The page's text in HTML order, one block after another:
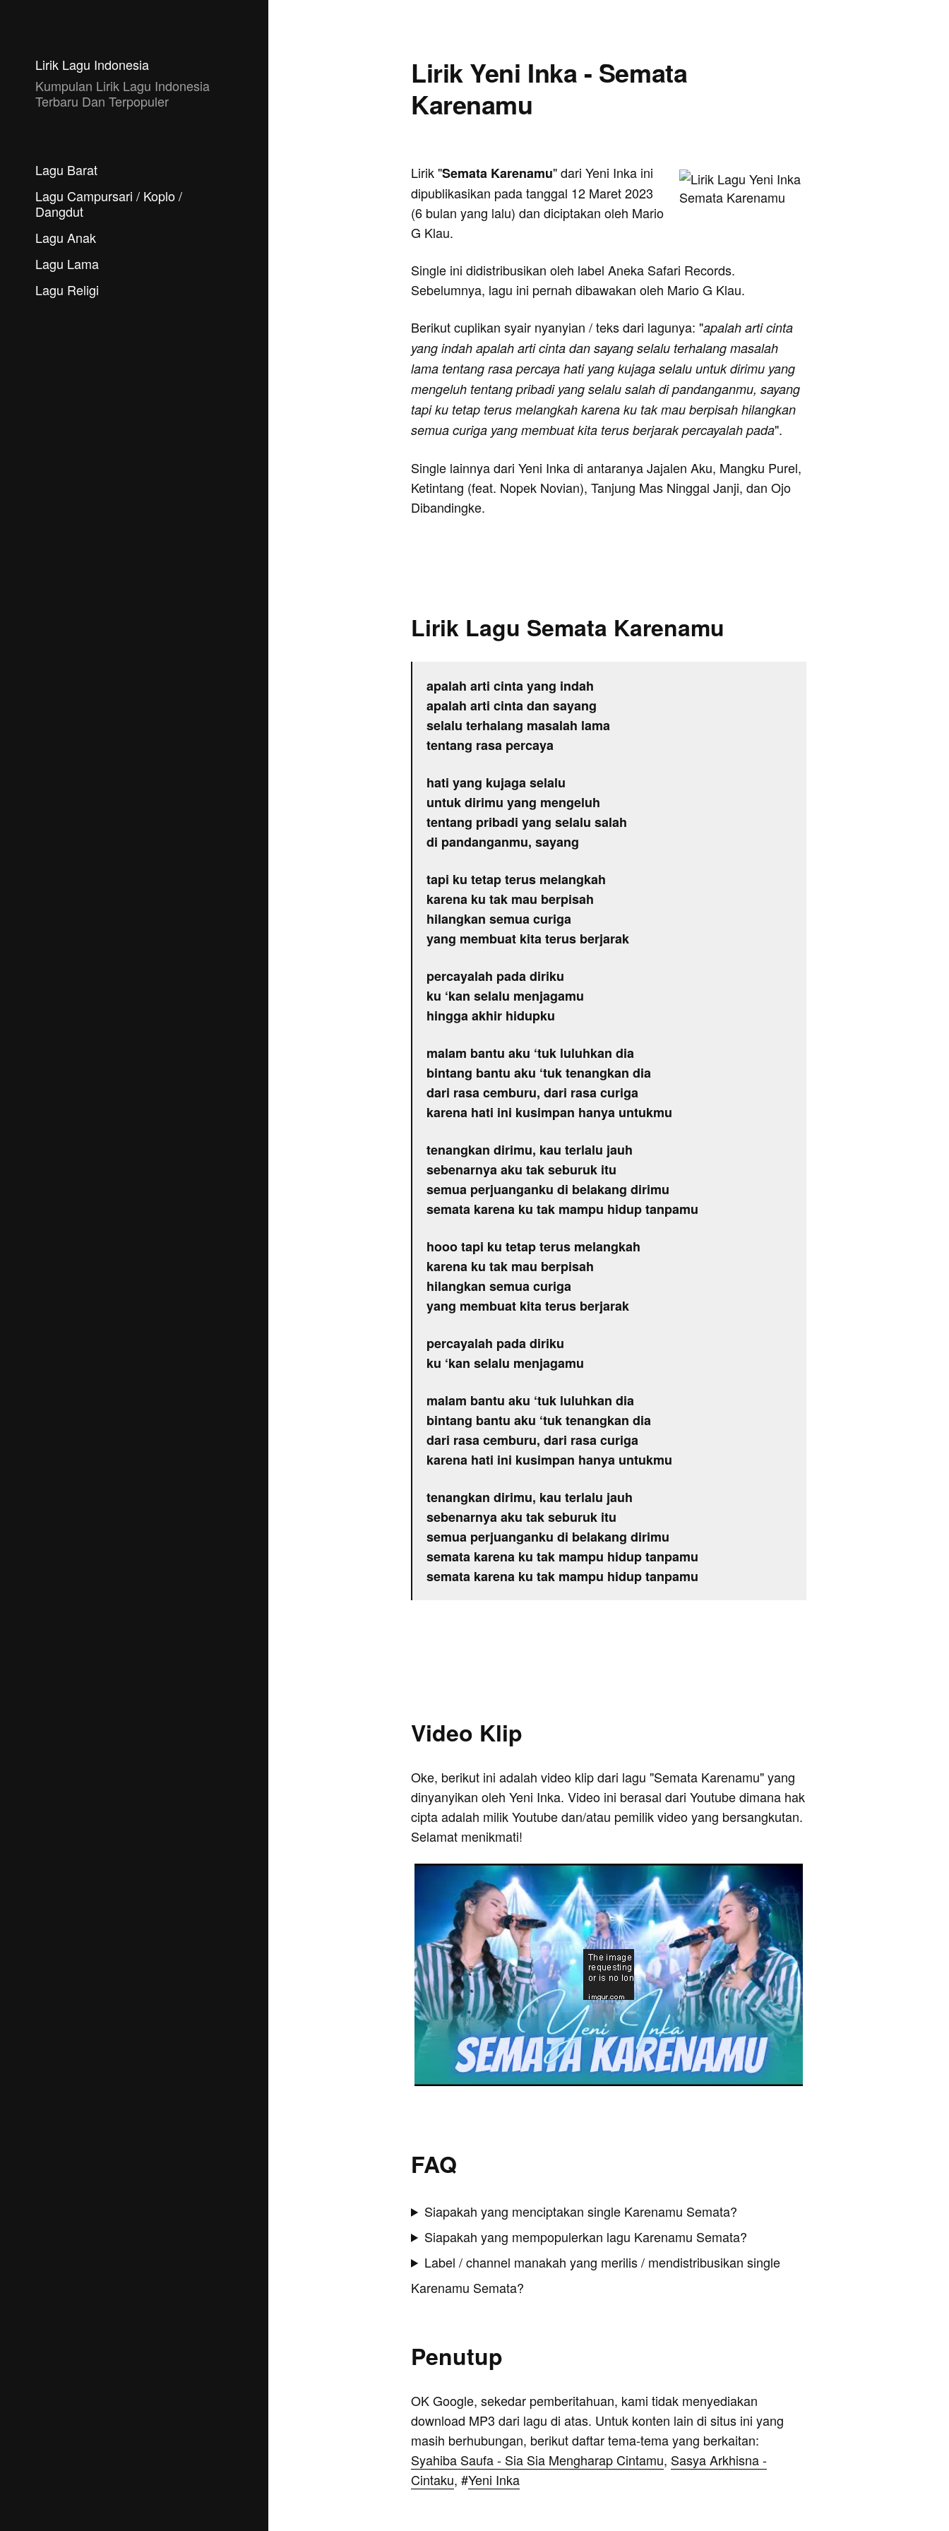
Lirik Lagu Indonesia
Kumpulan Lirik Lagu Indonesia
Terbaru Dan Terpopuler
Lagu Barat
Lagu Campursari / Koplo /
Dangdut
Lagu Anak
Lagu Lama
Lagu Religi
Lirik Yeni Inka - Semata
Karenamu
Lirik "Semata Karenamu" dari Yeni Inka ini
dipublikasikan pada tanggal 12 Maret 2023
(6 bulan yang lalu) dan diciptakan oleh Mario
G Klau.
Single ini didistribusikan oleh label Aneka Safari Records.
Sebelumnya, lagu ini pernah dibawakan oleh Mario G Klau.
Berikut cuplikan syair nyanyian / teks dari lagunya: "apalah arti cinta
yang indah apalah arti cinta dan sayang selalu terhalang masalah
lama tentang rasa percaya hati yang kujaga selalu untuk dirimu yang
mengeluh tentang pribadi yang selalu salah di pandanganmu, sayang
tapi ku tetap terus melangkah karena ku tak mau berpisah hilangkan
semua curiga yang membuat kita terus berjarak percayalah pada".
Single lainnya dari Yeni Inka di antaranya Jajalen Aku, Mangku Purel,
Ketintang (feat. Nopek Novian), Tanjung Mas Ninggal Janji, dan Ojo
Dibandingke.
Lirik Lagu Semata Karenamu
apalah arti cinta yang indah
apalah arti cinta dan sayang
selalu terhalang masalah lama
tentang rasa percaya
hati yang kujaga selalu
untuk dirimu yang mengeluh
tentang pribadi yang selalu salah
di pandanganmu, sayang
tapi ku tetap terus melangkah
karena ku tak mau berpisah
hilangkan semua curiga
yang membuat kita terus berjarak
percayalah pada diriku
ku ‘kan selalu menjagamu
hingga akhir hidupku
malam bantu aku ‘tuk luluhkan dia
bintang bantu aku ‘tuk tenangkan dia
dari rasa cemburu, dari rasa curiga
karena hati ini kusimpan hanya untukmu
tenangkan dirimu, kau terlalu jauh
sebenarnya aku tak seburuk itu
semua perjuanganku di belakang dirimu
semata karena ku tak mampu hidup tanpamu
hooo tapi ku tetap terus melangkah
karena ku tak mau berpisah
hilangkan semua curiga
yang membuat kita terus berjarak
percayalah pada diriku
ku ‘kan selalu menjagamu
malam bantu aku ‘tuk luluhkan dia
bintang bantu aku ‘tuk tenangkan dia
dari rasa cemburu, dari rasa curiga
karena hati ini kusimpan hanya untukmu
tenangkan dirimu, kau terlalu jauh
sebenarnya aku tak seburuk itu
semua perjuanganku di belakang dirimu
semata karena ku tak mampu hidup tanpamu
semata karena ku tak mampu hidup tanpamu
Video Klip
Oke, berikut ini adalah video klip dari lagu "Semata Karenamu" yang
dinyanyikan oleh Yeni Inka. Video ini berasal dari Youtube dimana hak
cipta adalah milik Youtube dan/atau pemilik video yang bersangkutan.
Selamat menikmati!
FAQ
Siapakah yang menciptakan single Karenamu Semata?
Siapakah yang mempopulerkan lagu Karenamu Semata?
Label / channel manakah yang merilis / mendistribusikan single
Karenamu Semata?
Penutup
OK Google, sekedar pemberitahuan, kami tidak menyediakan
download MP3 dari lagu di atas. Untuk konten lain di situs ini yang
masih berhubungan, berikut daftar tema-tema yang berkaitan:
Syahiba Saufa - Sia Sia Mengharap Cintamu, Sasya Arkhisna -
Cintaku, #Yeni Inka